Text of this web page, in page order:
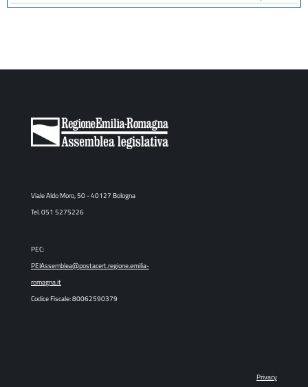
Viale Aldo Moro, 50 - 40127 Bologna
Tel. 051 5275226
PEC:
PEIAssemblea@postacert.regione.emilia-
romagna.it
Codice Fiscale: 80062590379
Privacy